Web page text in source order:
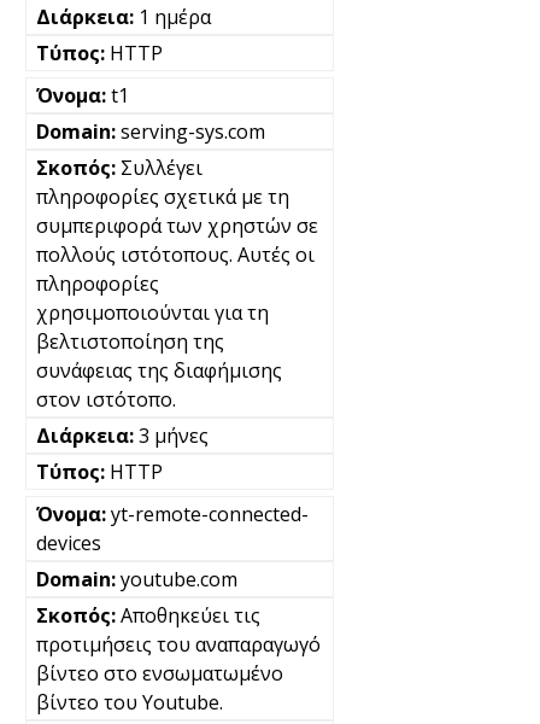
1 ημέρα
HTTP
t1
serving-sys.com
Συλλέγει
πληροφορίες σχετικά με τη
συμπεριφορά των χρηστών σε
πολλούς ιστότοπους. Αυτές οι
πληροφορίες
χρησιμοποιούνται για τη
βελτιστοποίηση της
συνάφειας της διαφήμισης
στον ιστότοπο.
3 μήνες
HTTP
yt-remote-connected-
devices
youtube.com
Αποθηκεύει τις
προτιμήσεις του αναπαραγωγό
βίντεο στο ενσωματωμένο
βίντεο του Youtube.